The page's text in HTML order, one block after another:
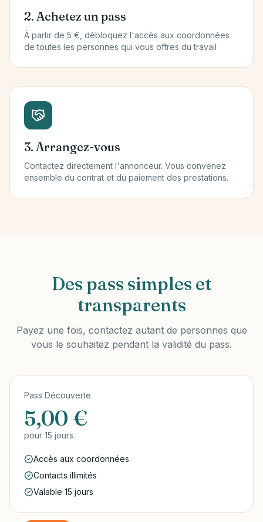
2. Achetez un pass
À partir de 5 €, débloquez l'accès aux coordonnées
de toutes les personnes qui vous offres du travail
3. Arrangez-vous
Contactez directement l'annonceur. Vous convenez
ensemble du contrat et du paiement des prestations.
Des pass simples et
transparents
Payez une fois, contactez autant de personnes que
vous le souhaitez pendant la validité du pass.
Pass Découverte
5,00 €
pour 15 jours
Accès aux coordonnées
Contacts illimités
Valable 15 jours